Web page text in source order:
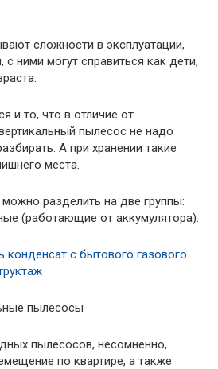
сложности в эксплуатации,
ними могут справиться как дети,
и то, что в отличие от
пылесос не надо
А при хранении такие
места.
разделить на две группы:
(работающие от аккумулятора).
конденсат с бытового газового
пылесосы
пылесосов, несомненно,
по квартире, а также